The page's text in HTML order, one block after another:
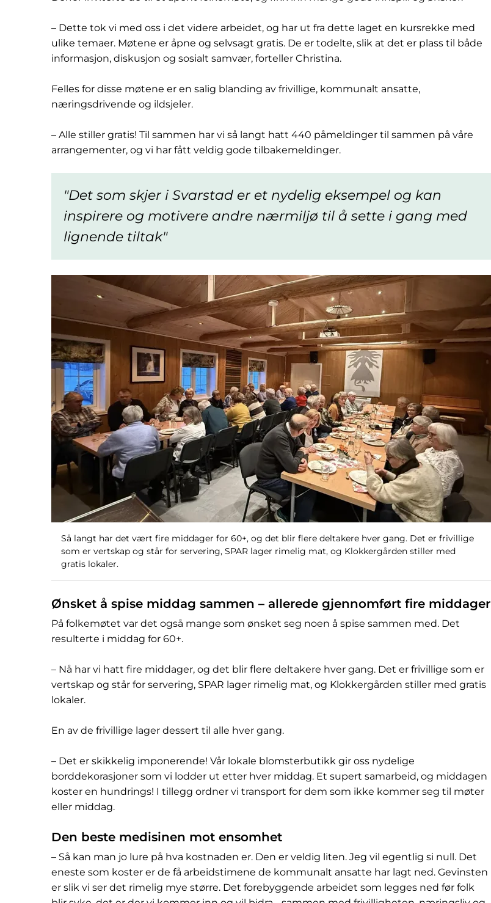
– Dette tok vi med oss i det videre arbeidet, og har ut fra dette laget en kursrekke med
ulike temaer. Møtene er åpne og selvsagt gratis. De er todelte, slik at det er plass til både
informasjon, diskusjon og sosialt samvær, forteller Christina.
Felles for disse møtene er en salig blanding av frivillige, kommunalt ansatte,
næringsdrivende og ildsjeler.
– Alle stiller gratis! Til sammen har vi så langt hatt 440 påmeldinger til sammen på våre
arrangementer, og vi har fått veldig gode tilbakemeldinger.
Det som skjer i Svarstad er et nydelig eksempel og kan
inspirere og motivere andre nærmiljø til å sette i gang med
lignende tiltak
Så langt har det vært fire middager for 60+, og det blir flere deltakere hver gang. Det er frivillige
som er vertskap og står for servering, SPAR lager rimelig mat, og Klokkergården stiller med
gratis lokaler.
Ønsket å spise middag sammen – allerede gjennomført fire middager
På folkemøtet var det også mange som ønsket seg noen å spise sammen med. Det
resulterte i middag for 60+.
– Nå har vi hatt fire middager, og det blir flere deltakere hver gang. Det er frivillige som er
vertskap og står for servering, SPAR lager rimelig mat, og Klokkergården stiller med gratis
lokaler.
En av de frivillige lager dessert til alle hver gang.
– Det er skikkelig imponerende! Vår lokale blomsterbutikk gir oss nydelige
borddekorasjoner som vi lodder ut etter hver middag. Et supert samarbeid, og middagen
koster en hundrings! I tillegg ordner vi transport for dem som ikke kommer seg til møter
eller middag.
Den beste medisinen mot ensomhet
– Så kan man jo lure på hva kostnaden er. Den er veldig liten. Jeg vil egentlig si null. Det
eneste som koster er de få arbeidstimene de kommunalt ansatte har lagt ned. Gevinsten
er slik vi ser det rimelig mye større. Det forebyggende arbeidet som legges ned før folk